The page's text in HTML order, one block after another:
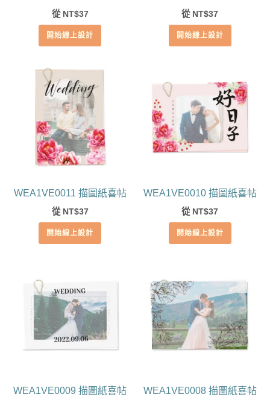
從 NT$37
開始線上設計
從 NT$37
開始線上設計
WEA1VE0011 描圖紙喜帖
從 NT$37
開始線上設計
WEA1VE0010 描圖紙喜帖
從 NT$37
開始線上設計
WEA1VE0009 描圖紙喜帖 WEA1VE0008 描圖紙喜帖